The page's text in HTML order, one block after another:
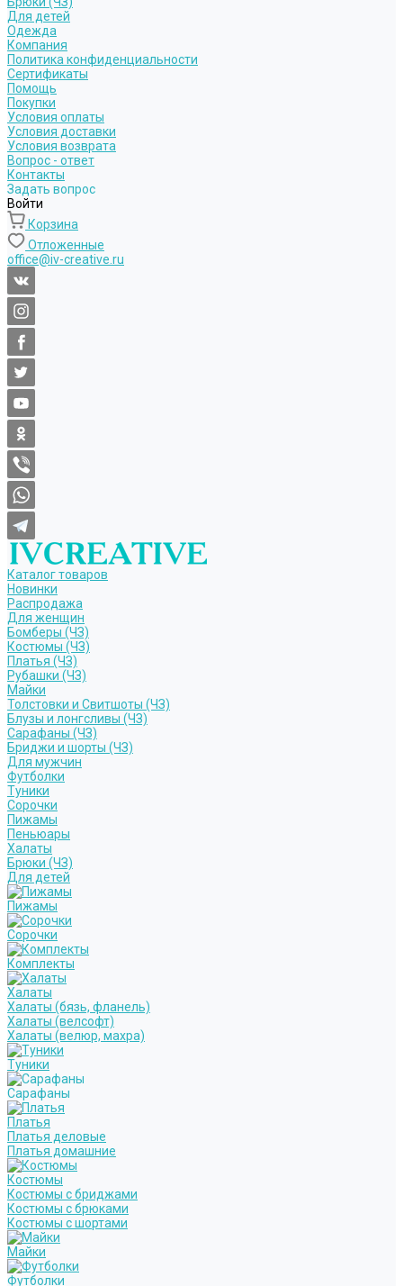
Для детей
Одежда
Компания
Политика конфиденциальности
Сертификаты
Помощь
Покупки
Условия оплаты
Условия доставки
Условия возврата
Вопрос - ответ
Контакты
Задать вопрос
Войти
Корзина
Отложенные
office@iv-creative.ru
Каталог товаров
Новинки
Распродажа
Для женщин
Бомберы (ЧЗ)
Костюмы (ЧЗ)
Платья (ЧЗ)
Рубашки (ЧЗ)
Майки
Толстовки и Свитшоты (ЧЗ)
Блузы и лонгсливы (ЧЗ)
Сарафаны (ЧЗ)
Бриджи и шорты (ЧЗ)
Для мужчин
Футболки
Туники
Сорочки
Пижамы
Пеньюары
Халаты
Брюки (ЧЗ)
Для детей
Пижамы
Сорочки
Комплекты
Халаты
Халаты (бязь, фланель)
Халаты (велсофт)
Халаты (велюр, махра)
Туники
Сарафаны
Платья
Платья деловые
Платья домашние
Костюмы
Костюмы с бриджами
Костюмы с брюками
Костюмы с шортами
Майки
Футболки